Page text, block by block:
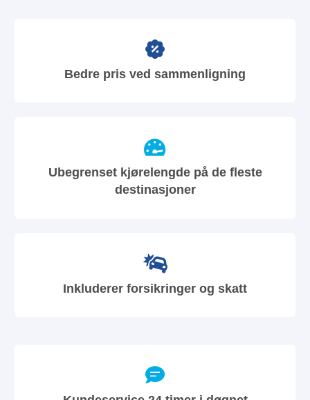
Bedre pris ved sammenligning
Ubegrenset kjørelengde på de fleste
destinasjoner
Inkluderer forsikringer og skatt